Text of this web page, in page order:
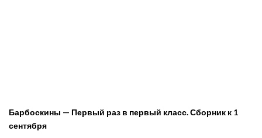
Барбоскины — Первый раз в первый класс. Сборник к 1
сентября